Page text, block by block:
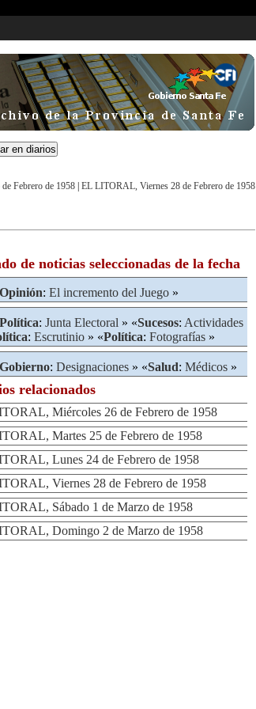
Febrero de 1958 EL LITORAL, Viernes 28 de Febrero de 1958
de noticias seleccionadas de la fecha
Opinión: El incremento del Juego »
Política: Junta Electoral » «Sucesos: Actividades
: Escrutinio » «Política: Fotografías »
Gobierno: Designaciones » «Salud: Médicos »
relacionados
Miércoles 26 de Febrero de 1958
Martes 25 de Febrero de 1958
Lunes 24 de Febrero de 1958
Viernes 28 de Febrero de 1958
Sábado 1 de Marzo de 1958
Domingo 2 de Marzo de 1958